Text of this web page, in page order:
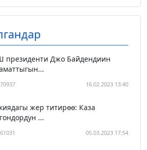
президенти Джо Байдендиин
16.02.2023 13:40
жер титирөө: Каза
...
05.03.2023 17:54